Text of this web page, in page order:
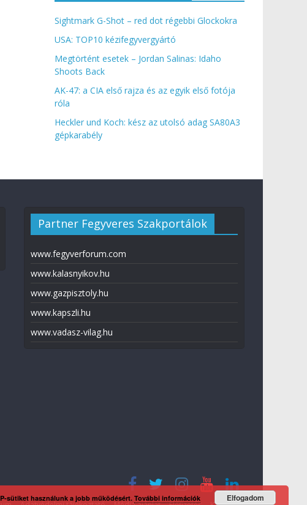
Sightmark G-Shot – red dot régebbi Glockokra
USA: TOP10 kézifegyvergyártó
Megtörtént esetek – Jordan Salinas: Idaho
Shoots Back
AK-47: a CIA első rajza és az egyik első fotója
róla
Heckler und Koch: kész az utolsó adag SA80A3
gépkarabély
Partner Fegyveres Szakportálok
www.fegyverforum.com
www.kalasnyikov.hu
www.gazpisztoly.hu
www.kapszli.hu
www.vadasz-vilag.hu
sütiket használunk a jobb működésért. További információk Elfogadom